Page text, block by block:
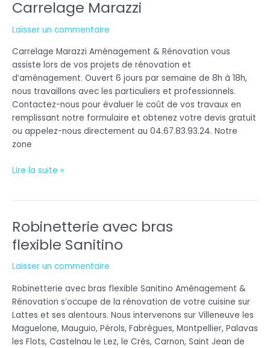
Carrelage Marazzi
Laisser un commentaire
Carrelage Marazzi Aménagement & Rénovation vous
assiste lors de vos projets de rénovation et
d’aménagement. Ouvert 6 jours par semaine de 8h à 18h,
nous travaillons avec les particuliers et professionnels.
Contactez-nous pour évaluer le coût de vos travaux en
remplissant notre formulaire et obtenez votre devis gratuit
ou appelez-nous directement au 04.67.83.93.24. Notre
zone
Carrelage
Lire la suite »
Robinetterie avec bras
flexible Sanitino
Laisser un commentaire
Robinetterie avec bras flexible Sanitino Aménagement &
Rénovation s’occupe de la rénovation de votre cuisine sur
Lattes et ses alentours. Nous intervenons sur Villeneuve les
Maguelone, Mauguio, Pérols, Fabrègues, Montpellier, Palavas
les Flots, Castelnau le Lez, le Crès, Carnon, Saint Jean de
Robinetterie
bras
flexible Sanitino